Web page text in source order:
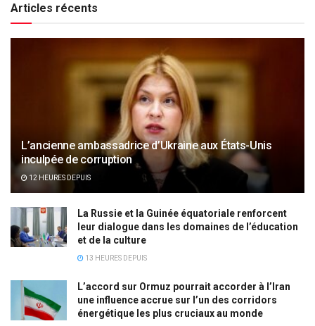
Articles récents
L’ancienne ambassadrice d’Ukraine aux États-Unis
inculpée de corruption
12 HEURES DEPUIS
La Russie et la Guinée équatoriale renforcent
leur dialogue dans les domaines de l’éducation
et de la culture
13 HEURES DEPUIS
L’accord sur Ormuz pourrait accorder à l’Iran
une influence accrue sur l’un des corridors
énergétique les plus cruciaux au monde